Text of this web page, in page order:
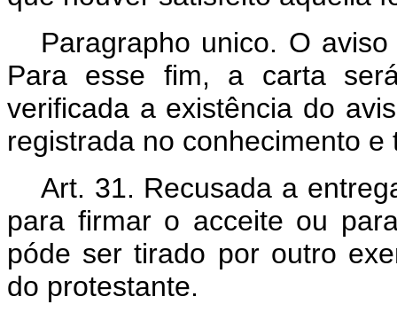
Paragrapho unico. O
Para esse fim, a carta
verificada a existência do
registrada no conhecimento e
Art. 31. Recusada a
para firmar o acceite ou
póde ser tirado por outro
do protestante.